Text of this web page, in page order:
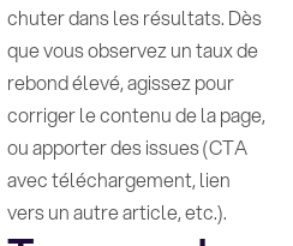
chuter dans les résultats. Dès
que vous observez un taux de
rebond élevé, agissez pour
corriger le contenu de la page,
ou apporter des issues (CTA
avec téléchargement, lien
vers un autre article, etc.).